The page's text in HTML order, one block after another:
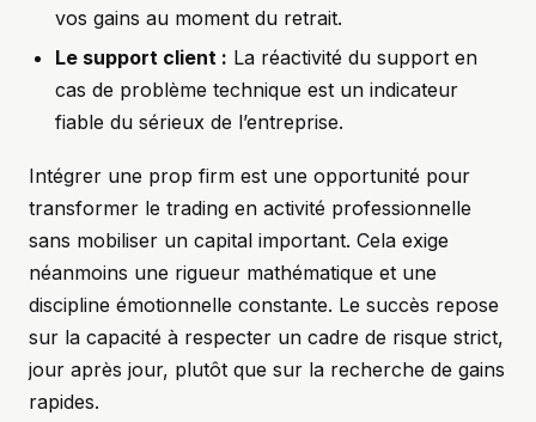
vos gains au moment du retrait.
Le support client : La réactivité du support en
cas de problème technique est un indicateur
fiable du sérieux de l’entreprise.
Intégrer une prop firm est une opportunité pour
transformer le trading en activité professionnelle
sans mobiliser un capital important. Cela exige
néanmoins une rigueur mathématique et une
discipline émotionnelle constante. Le succès repose
sur la capacité à respecter un cadre de risque strict,
jour après jour, plutôt que sur la recherche de gains
rapides.